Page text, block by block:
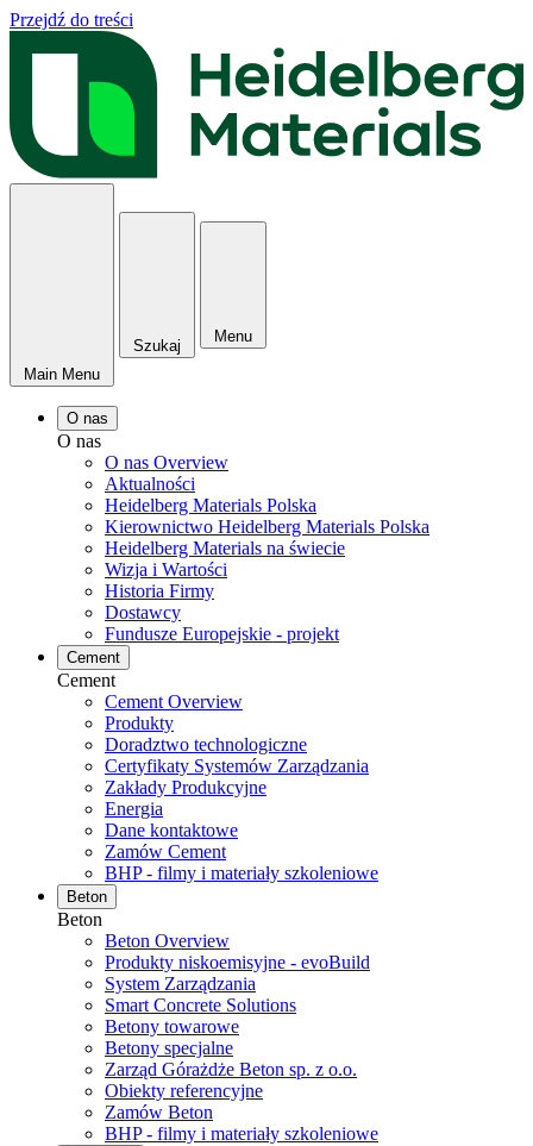
Przejdź do treści
Main Menu
Szukaj
Menu
O nas
O nas
O nas Overview
Aktualności
Heidelberg Materials Polska
Kierownictwo Heidelberg Materials Polska
Heidelberg Materials na świecie
Wizja i Wartości
Historia Firmy
Dostawcy
Fundusze Europejskie - projekt
Cement
Cement
Cement Overview
Produkty
Doradztwo technologiczne
Certyfikaty Systemów Zarządzania
Zakłady Produkcyjne
Energia
Dane kontaktowe
Zamów Cement
BHP - filmy i materiały szkoleniowe
Beton
Beton
Beton Overview
Produkty niskoemisyjne - evoBuild
System Zarządzania
Smart Concrete Solutions
Betony towarowe
Betony specjalne
Zarząd Górażdże Beton sp. z o.o.
Obiekty referencyjne
Zamów Beton
BHP - filmy i materiały szkoleniowe